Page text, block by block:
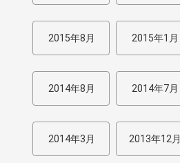
2015年8月 2015年1月
2014年8月 2014年7月
2014年3月 2013年12月